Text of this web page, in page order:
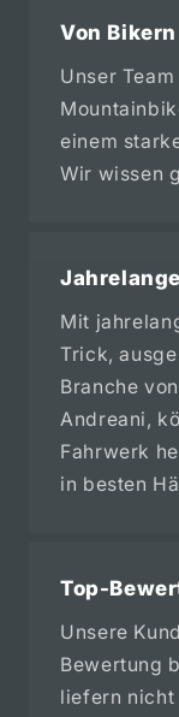
Von
Unser
einem
Wir wissen
Mit
Trick,
Branche
Andreani,
Fahrwerk
in besten
Top-
Unsere
Bewertung
liefern nicht